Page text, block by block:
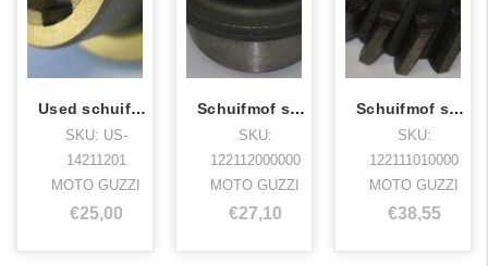
Used schuifmof transmissie schokdemper
SKU: US-
14211201
MOTO GUZZI
€25,00
Schuifmof schokdemper 4-bak
SKU:
122112000000
MOTO GUZZI
€27,10
Schuifmof schokdemper 4-bak getand
SKU:
122111010000
MOTO GUZZI
€38,55